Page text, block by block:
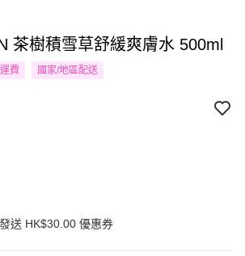
茶樹積雪草舒緩爽膚水 500ml
費 國家/地區配送
送 HK$30.00 優惠券